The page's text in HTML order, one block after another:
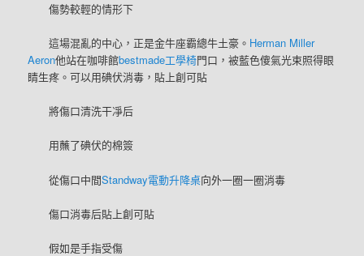
傷勢較輕的情形下
這場混亂的中心，正是金牛座霸總牛土豪。 Herman Miller
Aeron他站在咖啡館bestmade工學椅門口，被藍色傻氣光束照得眼
睛生疼。可以用碘伏消毒，貼上創可貼
將傷口清洗干凈后
用蘸了碘伏的棉簽
從傷口中間Standway電動升降桌向外一圈一圈消毒
傷口消毒后貼上創可貼
假如是手指受傷